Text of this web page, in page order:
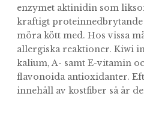
enzymet aktinidin som
kraftigt proteinnedbrytande
möra kött med. Hos vissa
allergiska reaktioner. Kiwi
kalium, A- samt E-vitamin
flavonoida antioxidanter.
innehåll av kostfiber så är